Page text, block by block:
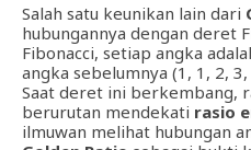
Salah satu keunikan lain dari
hubungannya dengan deret
Fibonacci, setiap angka
angka sebelumnya (1, 1, 2,
Saat deret ini berkembang,
berurutan mendekati rasio
ilmuwan melihat hubungan